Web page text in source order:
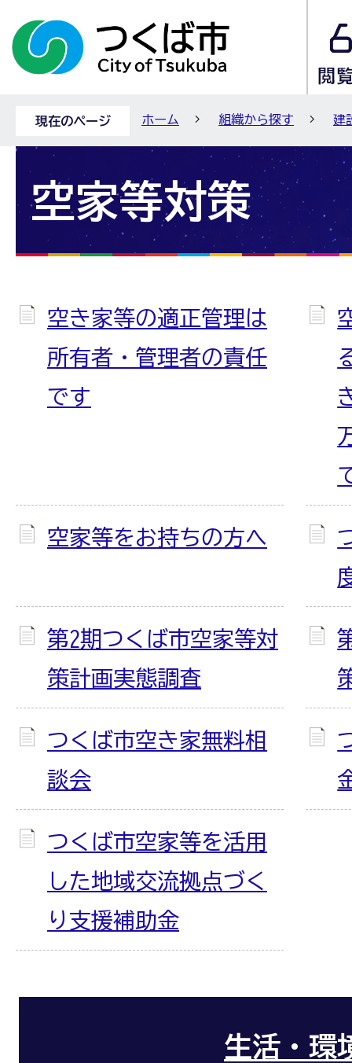
現在のページ ホーム 組織から探す 建
空家等対策
空き家等の適正管理は
所有者・管理者の責任
です
空家等をお持ちの方へ
第2期つくば市空家等対
策計画実態調査
つくば市空き家無料相
談会
つくば市空家等を活用
した地域交流拠点づく
り支援補助金
生活・環